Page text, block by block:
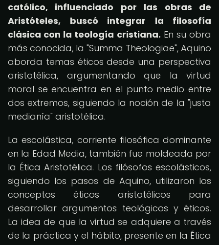
católico, influenciado por las obras de
Aristóteles, buscó integrar la filosofía
clásica con la teología cristiana. En su obra
más conocida, la "Summa Theologiae", Aquino
aborda temas éticos desde una perspectiva
aristotélica, argumentando que la virtud
moral se encuentra en el punto medio entre
dos extremos, siguiendo la noción de la "justa
medianía" aristotélica.
La escolástica, corriente filosófica dominante
en la Edad Media, también fue moldeada por
la Ética Aristotélica. Los filósofos escolásticos,
siguiendo los pasos de Aquino, utilizaron los
conceptos éticos aristotélicos para
desarrollar argumentos teológicos y éticos.
La idea de que la virtud se adquiere a través
de la práctica y el hábito, presente en la Ética